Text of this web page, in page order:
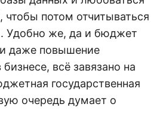
потом отчитываться
Удобно же, да и бюджет
даже повышение
всё завязано на
государственная
очередь думает о